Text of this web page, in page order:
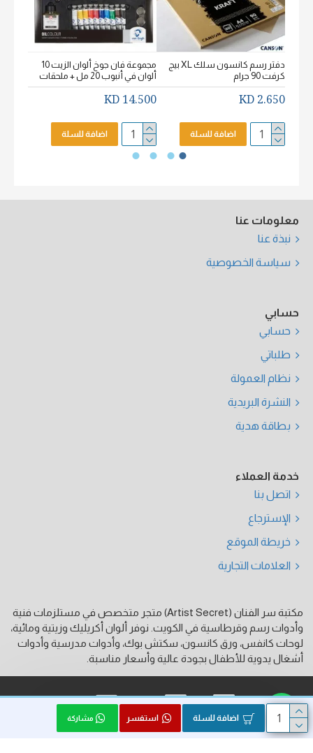
اضافة للسلة استفسر مشاركة
دفتر رسم كانسون سلك XL بيج
كرفت 90 جرام
2.650 KD
اضافة للسلة
مجموعة فان جوخ ألوان الزيت 10
ألوان في أنبوب 20 مل + ملحقات
14.500 KD
اضافة للسلة
معلومات عنا
نبذة عنا
سياسة الخصوصية
حسابي
حسابي
طلباتي
نظام العمولة
النشرة البريدية
بطاقة هدية
خدمة العملاء
اتصل بنا
الإسترجاع
خريطة الموقع
العلامات التجارية
مكتبة سر الفنان (Artist Secret) متجر متخصص في مستلزمات فنية
وأدوات رسم وقرطاسية في الكويت. نوفر ألوان أكريليك وزيتية ومائية،
لوحات كانفس، ورق كانسون، سكتش بوك، وأدوات مدرسية وأدوات
أشغال يدوية للأطفال بجودة عالية وأسعار مناسبة.
الحقوق محفوظة © 2026, Artist Secret, بواسطة HK